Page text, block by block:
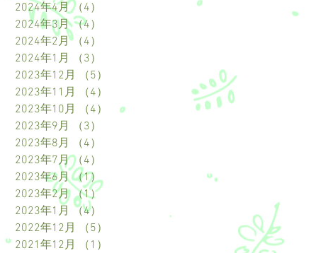
2024年4月 （4）
2024年3月 （4）
2024年2月 （4）
2024年1月
（3）
2023年12月
（5）
2023年11月
（4）
2023年10月
（4）
4件の記事
2023年9月
（3）
2023年8月
（4）
2023年7月 （4）
2023年6月 （1）1件の記事
2023年2月 （1）
2023年1月 （4）
2022年12月
（5）
2021年12月
（1）